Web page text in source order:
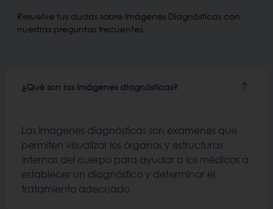
Resuelve tus dudas sobre Imágenes Diagnósticas con
nuestras preguntas frecuentes.
¿Qué son las imágenes diagnósticas?
Las imágenes diagnósticas son exámenes que
permiten visualizar los órganos y estructuras
internas del cuerpo para ayudar a los médicos a
establecer un diagnóstico y determinar el
tratamiento adecuado.